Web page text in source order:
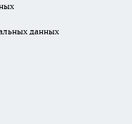
данных